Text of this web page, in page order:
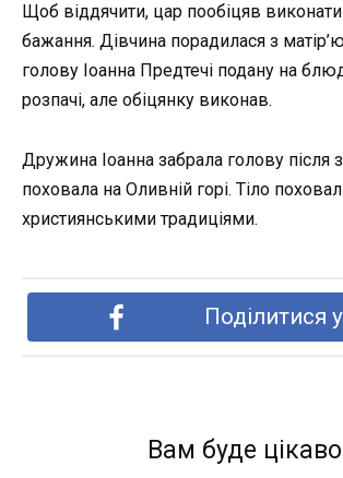
Щоб віддячити, цар пообіцяв виконати
бажання. Дівчина порадилася з
голову Іоанна Предтечі подану на
розпачі, але обіцянку виконав.
Дружина Іоанна забрала голову після
поховала на Оливній горі. Тіло
християнськими традиціями.
Поділитися
Вам буде цікаво